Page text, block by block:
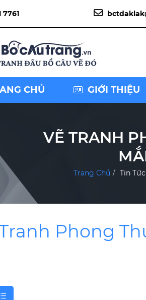
7761
CHỦ GIỚI THIỆU
Trang Chủ Tin Tức
VẼ TRANH
Phong